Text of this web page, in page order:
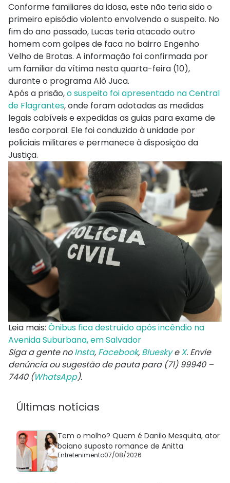
Conforme familiares da idosa, este não teria sido o
primeiro episódio violento envolvendo o suspeito. No
fim do ano passado, Lucas teria atacado outro
homem com golpes de faca no bairro Engenho
Velho de Brotas. A informação foi confirmada por
um familiar da vítima nesta quarta-feira (10),
durante o programa Alô Juca.
Após a prisão,o suspeito foi apresentado na Central
de Flagrantes, onde foram adotadas as medidas
legais cabíveis e expedidas as guias para exame de
lesão corporal. Ele foi conduzido à unidade por
policiais militares e permanece à disposição da
Justiça.
Leia mais: Ônibus fica destruído após incêndio na
Avenida Suburbana, em Salvador
Siga a gente noInsta, Facebook, BlueskyeX. Envie
denúncia ou sugestão de pauta para (71) 99940 –
7440 (WhatsApp).
Últimas notícias
Tem o molho? Quem é Danilo Mesquita, ator
baiano suposto romance de Anitta
Entretenimento07/08/2026